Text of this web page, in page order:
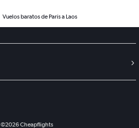
Vuelos baratos de París a Laos
©2026Cheapflights